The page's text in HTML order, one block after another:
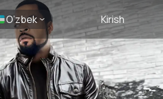
O’zbek Kirish